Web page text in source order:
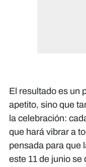
El resultado es un
apetito, sino que
la celebración:
que hará vibrar a
pensada para que
este 11 de junio